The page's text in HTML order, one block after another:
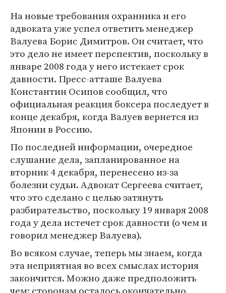
На новые требования охранника и его
адвоката уже успел ответить менеджер
Валуева Борис Димитров. Он считает, что
это дело не имеет перспектив, поскольку в
январе 2008 года у него истекает срок
давности. Пресс-атташе Валуева
Константин Осипов сообщил, что
официальная реакция боксера последует в
конце декабря, когда Валуев вернется из
Японии в Россию.
По последней информации, очередное
слушание дела, запланированное на
вторник 4 декабря, перенесено из-за
болезни судьи. Адвокат Сергеева считает,
что это сделано с целью затянуть
разбирательство, поскольку 19 января 2008
года у дела истечет срок давности (о чем и
говорил менеджер Валуева).
Во всяком случае, теперь мы знаем, когда
эта неприятная во всех смыслах история
закончится. Можно даже предположить